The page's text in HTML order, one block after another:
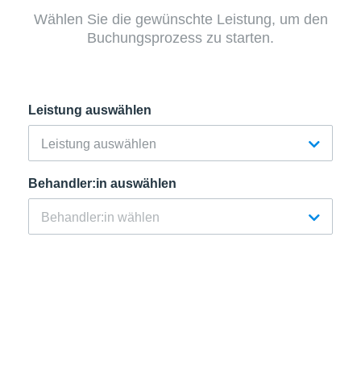
Wählen Sie die gewünschte Leistung, um den
Buchungsprozess zu starten.
Leistung auswählen
Behandler:in auswählen